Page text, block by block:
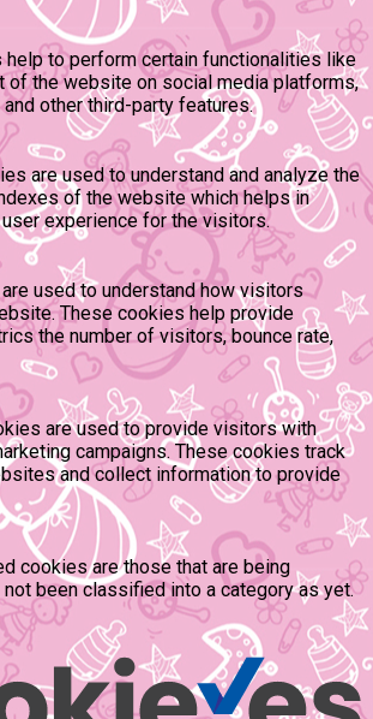
help to perform certain functionalities like
of the website on social media platforms,
other third-party features.
are used to understand and analyze the
of the website which helps in
experience for the visitors.
used to understand how visitors
These cookies help provide
the number of visitors, bounce rate,
are used to provide visitors with
campaigns. These cookies track
and collect information to provide
cookies are those that are being
not been classified into a category as yet.